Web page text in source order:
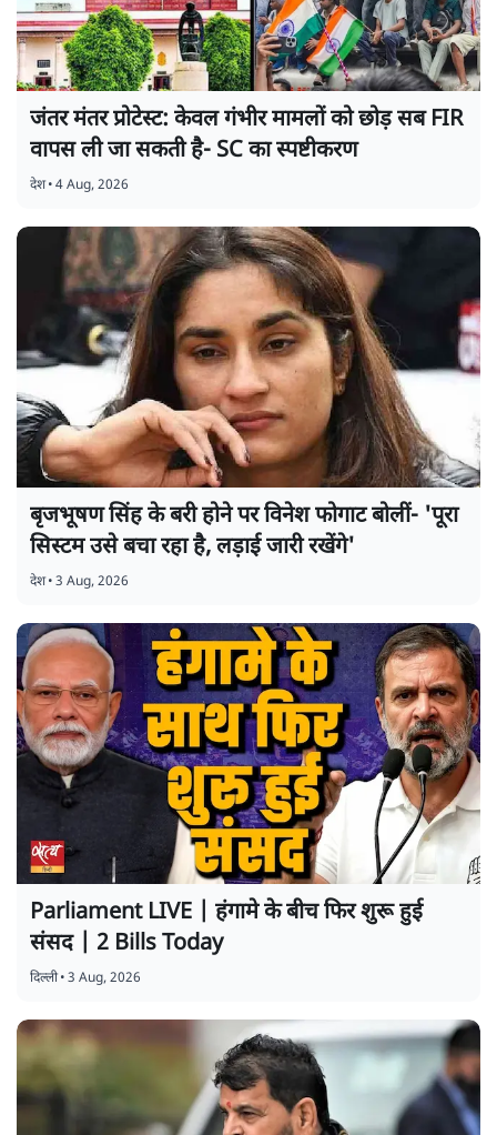
जंतर मंतर प्रोटेस्ट: केवल गंभीर मामलों को छोड़ सब FIR
वापस ली जा सकती है- SC का स्पष्टीकरण
देश•4 Aug, 2026
बृजभूषण सिंह के बरी होने पर विनेश फोगाट बोलीं- 'पूरा
सिस्टम उसे बचा रहा है, लड़ाई जारी रखेंगे'
देश•3 Aug, 2026
Parliament LIVE | हंगामे के बीच फिर शुरू हुई
संसद | 2 Bills Today
दिल्ली•3 Aug, 2026